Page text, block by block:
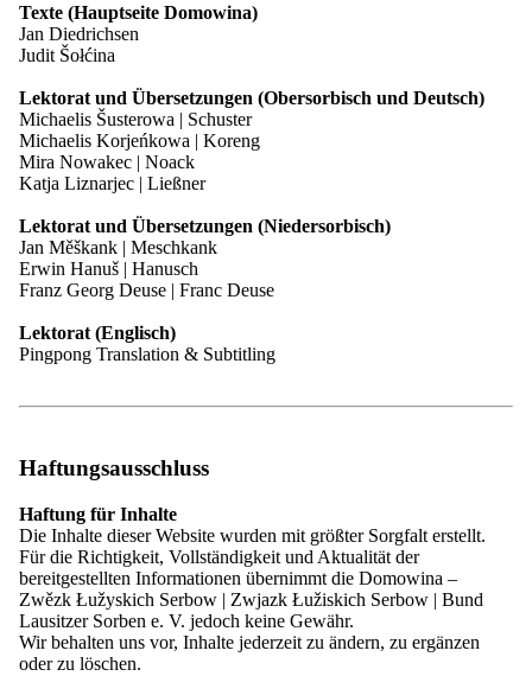
Leichte Sprache
30.06.2026
Presse
"Tschechisch ist die beliebteste Sprache"
– Botschafter besucht Sorbisches
Schulzentrum
Gestern war der Botschafter der Tschechischen Republik in der
Bundesrepublik Deutschland Jiří Čistecký zu Gast im Sorbischen
Schulzentrum in Budyšin|Bautzen. Er folgte einer Einladung des
Mitglieds des Sächsischen Landtages Marko Schiemann. Es nahmen
außerdem der Domowina-Vorsitzende Dawid Statnik und die
Schulzentrums. Anwesend waren zudem seine Stellvertreterin
Andrea Rätze.
Jatzwauk stellte die Vermittlung der tschechischen Sprache sowie
die vielfältige grenzüberschreitende Zusammenarbeit mit Partnern in
Tschechien vor. Die Gymnasiallehrerin Jana Stillerová erläuterte das
Fremdsprachenangebot der Schule. „Tschechisch ist die beliebteste
der drei angebotenen Fremdsprachen, neben Russisch und
Französisch“, betonte sie. Darüber hinaus pflegt das Gymnasium
Texte (Hauptseite Domowina)
Jan Diedrichsen
Judit Šołćina
Lektorat und Übersetzungen (Obersorbisch und Deutsch)
Michaelis Šusterowa | Schuster
Michaelis Korjeńkowa | Koreng
Mira Nowakec | Noack
Katja Liznarjec | Ließner
Lektorat und Übersetzungen (Niedersorbisch)
Jan Měškank | Meschkank
Erwin Hanuš | Hanusch
Franz Georg Deuse | Franc Deuse
Lektorat (Englisch)
Pingpong Translation & Subtitling
Haftungsausschluss
Haftung für Inhalte
Die Inhalte dieser Website wurden mit größter Sorgfalt erstellt.
Für die Richtigkeit, Vollständigkeit und Aktualität der
bereitgestellten Informationen übernimmt die Domowina –
Zwězk Łužyskich Serbow | Zwjazk Łužiskich Serbow | Bund
Lausitzer Sorben e. V. jedoch keine Gewähr.
Wir behalten uns vor, Inhalte jederzeit zu ändern, zu ergänzen
oder zu löschen.